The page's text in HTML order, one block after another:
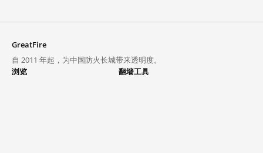
GreatFire
自 2011 年起，为中国防火长城带来透明度。
浏览
翻墙工具